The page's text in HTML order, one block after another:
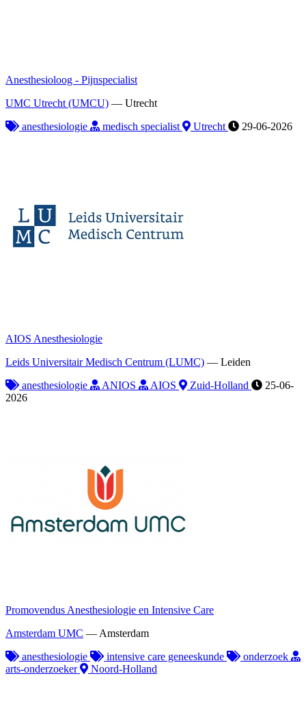
Anesthesioloog - Pijnspecialist
UMC Utrecht (UMCU) — Utrecht
anesthesiologie
medisch specialist Utrecht 29-06-2026
AIOS Anesthesiologie
Leids Universitair Medisch Centrum (LUMC) — Leiden
anesthesiologie
ANIOS AIOS Zuid-Holland
25-06-
2026
Promovendus Anesthesiologie en Intensive Care
Amsterdam UMC — Amsterdam
anesthesiologie
intensive care geneeskunde
onderzoek
arts-onderzoeker
Noord-Holland